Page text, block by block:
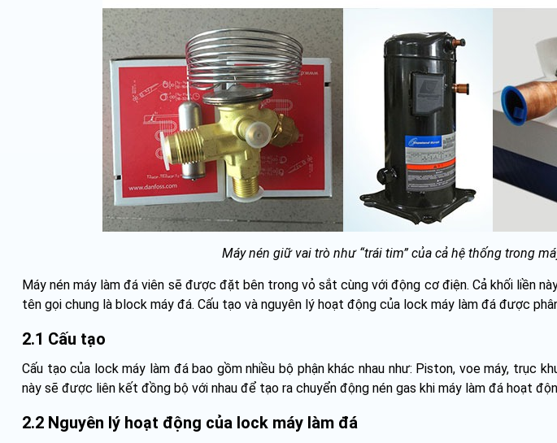
Máy nén giữ vai trò như “trái tim” của cả hệ thống trong
Máy nén máy làm đá viên sẽ được đặt bên trong vỏ sắt cùng với động cơ điện. Cả khối liền
tên gọi chung là block máy đá. Cấu tạo và nguyên lý hoạt động của lock máy làm đá được
2.1 Cấu tạo
Cấu tạo của lock máy làm đá bao gồm nhiều bộ phận khác nhau như: Piston, voe máy, trục
này sẽ được liên kết đồng bộ với nhau để tạo ra chuyển động nén gas khi máy làm đá hoạt
2.2 Nguyên lý hoạt động của lock máy làm đá